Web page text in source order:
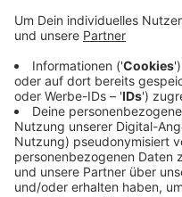
Mit dieser Maßnahme
Innenstadt will Krefeld
aus dem Quartier
Anlaufstelle für alle
nachbarschaftlichen
es dort auch Beratung
beim Ausfüllen von
Woche haben